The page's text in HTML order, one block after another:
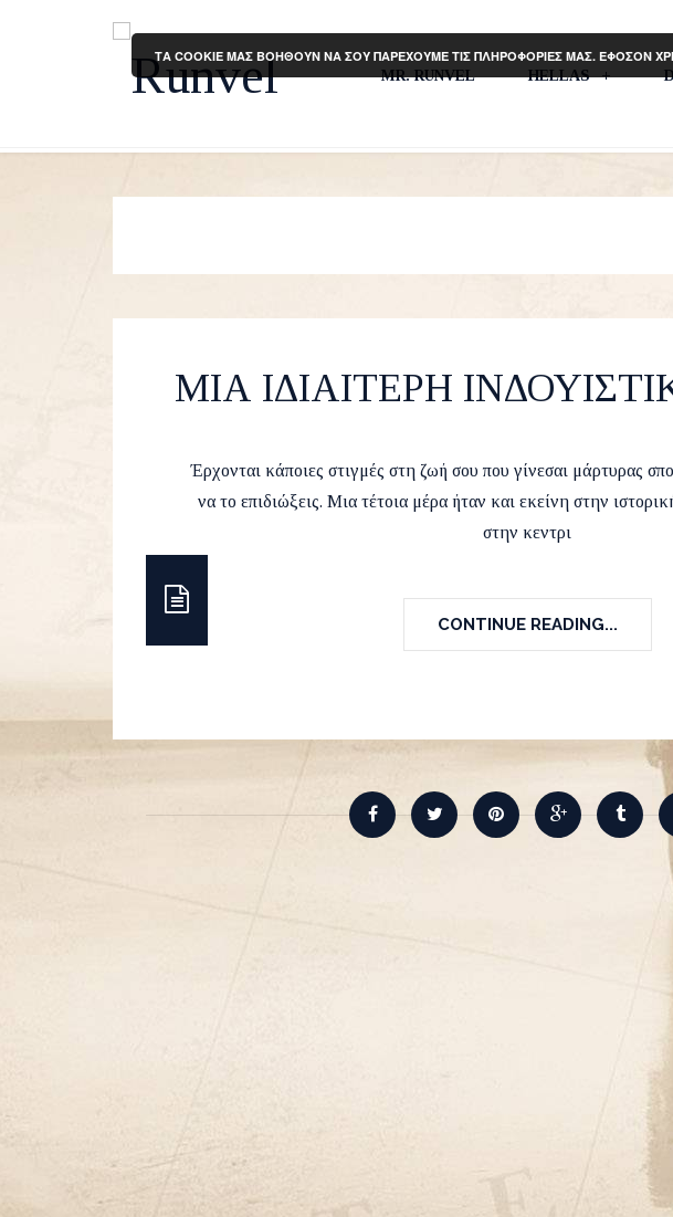
MR. RUNVEL HELLAS
ΜΙΑ ΙΔΙΑΙΤΕΡΗ
Runvel 18 January 2016
Έρχονται κάποιες στιγμές στη ζωή σου που γίνεσαι μάρτυρας
να το επιδιώξεις. Μια τέτοια μέρα ήταν και εκείνη στην
στην κεντρι
CONTINUE READING...
ΤΑ COOKIE ΜΑΣ ΒΟΗΘΟΥΝ ΝΑ ΣΟΥ ΠΑΡΕΧΟΥΜΕ ΤΙΣ ΠΛΗΡΟΦΟΡΙΕΣ ΜΑΣ. ΕΦΟΣΟΝ